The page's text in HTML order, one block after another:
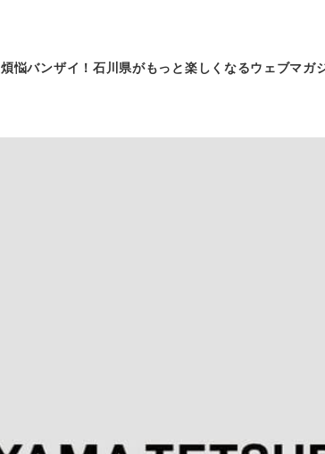
煩悩バンザイ！石川県がもっと楽しくなるウェブマガ